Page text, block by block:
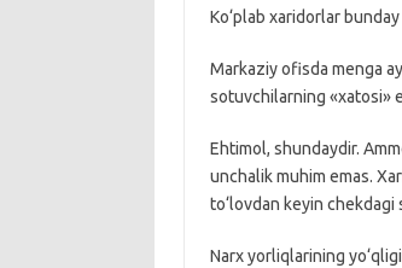
Ko‘plab xaridorlar
Markaziy ofisda menga
sotuvchilarning «xatosi»
Ehtimol, shundaydir.
unchalik muhim emas.
to‘lovdan keyin chekdagi
Narx yorliqlarining